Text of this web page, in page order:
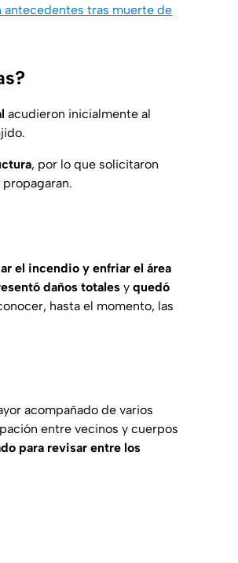
antecedentes tras muerte de
acudieron inicialmente al
, por lo que solicitaron
el incendio y enfriar el área
daños totales y quedó
hasta el momento, las
acompañado de varios
entre vecinos y cuerpos
para revisar entre los